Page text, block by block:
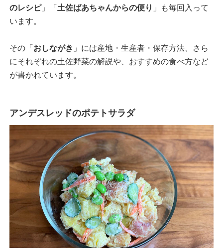
のレシピ」「土佐ばあちゃんからの便り 」も毎回入って
います。
その「おしながき 」には産地・生産者・保存方法、さら
にそれぞれの土佐野菜の解説や、おすすめの食べ方など
が書かれています。
アンデスレッドのポテトサラダ